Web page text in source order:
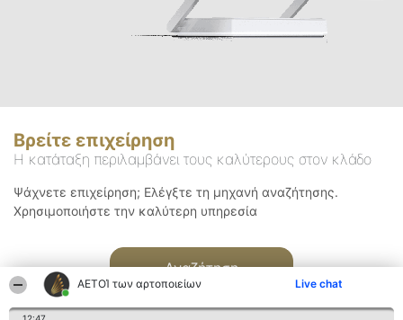
ΑΕΤΟΊ των αρτοποιείων Live chat
Βρείτε επιχείρηση
Η κατάταξη περιλαμβάνει τους καλύτερους στον κλάδο
Ψάχνετε επιχείρηση; Ελέγξτε τη μηχανή αναζήτησης.
Χρησιμοποιήστε την καλύτερη υπηρεσία
Αναζήτηση